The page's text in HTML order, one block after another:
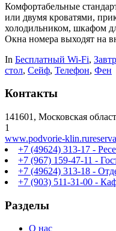
Комфортабельные
или двумя кроватями,
холодильником, шкафом
Окна номера выходят на
In Бесплатный Wi-Fi,
стол, Сейф, Телефон, Фен
Контакты
141601, Московская
1
www.podvorie-klin.ru
+7 (49624) 313-17 -
+7 (967) 159-47-11 -
+7 (49624) 313-18 -
+7 (903) 511-31-00 -
Разделы
О нас